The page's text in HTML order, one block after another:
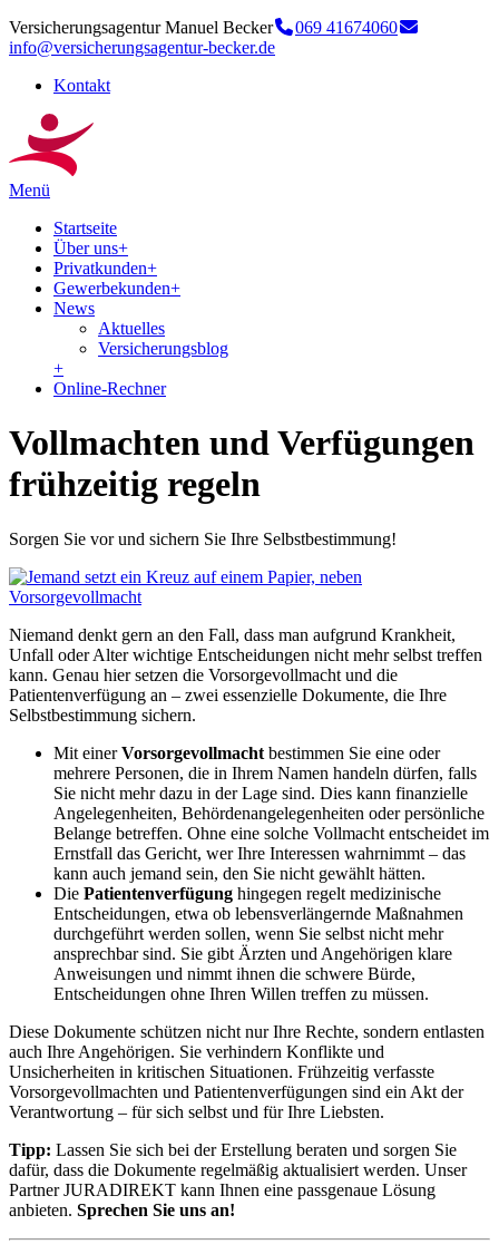
Versicherungsagentur Manuel Becker
069 41674060
info@versicherungsagentur-becker.de
Kontakt
Menü
Startseite
Über uns+
Privatkunden+
Gewerbekunden+
News
Aktuelles
Versicherungsblog
+
Online-Rechner
Vollmachten und Verfügungen
frühzeitig regeln
Sorgen Sie vor und sichern Sie Ihre Selbstbestimmung!
Niemand denkt gern an den Fall, dass man aufgrund Krankheit,
Unfall oder Alter wichtige Entscheidungen nicht mehr selbst treffen
kann. Genau hier setzen die Vorsorgevollmacht und die
Patientenverfügung an – zwei essenzielle Dokumente, die Ihre
Selbstbestimmung sichern.
Mit einerVorsorgevollmacht bestimmen Sie eine oder
mehrere Personen, die in Ihrem Namen handeln dürfen, falls
Sie nicht mehr dazu in der Lage sind. Dies kann finanzielle
Angelegenheiten, Behördenangelegenheiten oder persönliche
Belange betreffen. Ohne eine solche Vollmacht entscheidet im
Ernstfall das Gericht, wer Ihre Interessen wahrnimmt – das
kann auch jemand sein, den Sie nicht gewählt hätten.
Die Patientenverfügung hingegen regelt medizinische
Entscheidungen, etwa ob lebensverlängernde Maßnahmen
durchgeführt werden sollen, wenn Sie selbst nicht mehr
ansprechbar sind. Sie gibt Ärzten und Angehörigen klare
Anweisungen und nimmt ihnen die schwere Bürde,
Entscheidungen ohne Ihren Willen treffen zu müssen.
Diese Dokumente schützen nicht nur Ihre Rechte, sondern entlasten
auch Ihre Angehörigen. Sie verhindern Konflikte und
Unsicherheiten in kritischen Situationen. Frühzeitig verfasste
Vorsorgevollmachten und Patientenverfügungen sind ein Akt der
Verantwortung – für sich selbst und für Ihre Liebsten.
Tipp: Lassen Sie sich bei der Erstellung beraten und sorgen Sie
dafür, dass die Dokumente regelmäßig aktualisiert werden. Unser
Partner JURADIREKT kann Ihnen eine passgenaue Lösung
anbieten. Sprechen Sie uns an!